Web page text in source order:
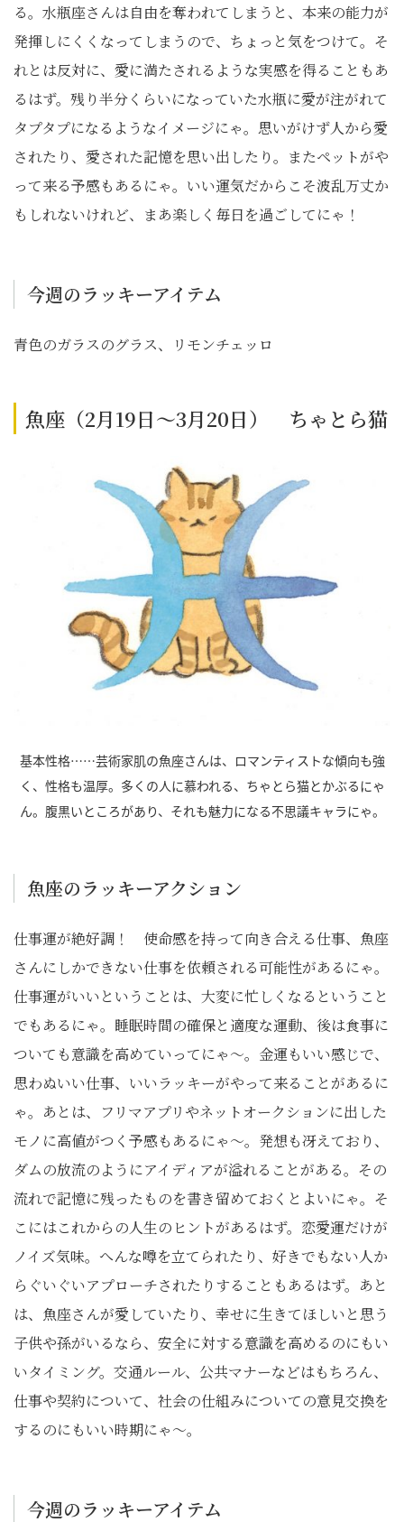
る。水瓶座さんは自由を奪われてしまうと、本来の能力が
発揮しにくくなってしまうので、ちょっと気をつけて。そ
れとは反対に、愛に満たされるような実感を得ることもあ
るはず。残り半分くらいになっていた水瓶に愛が注がれて
タプタプになるようなイメージにゃ。思いがけず人から愛
されたり、愛された記憶を思い出したり。またペットがや
って来る予感もあるにゃ。いい運気だからこそ波乱万丈か
もしれないけれど、まあ楽しく毎日を過ごしてにゃ！
今週のラッキーアイテム
青色のガラスのグラス、リモンチェッロ
魚座（2月19日～3月20日） ちゃとら猫
基本性格……芸術家肌の魚座さんは、ロマンティストな傾向も強
く、性格も温厚。多くの人に慕われる、ちゃとら猫とかぶるにゃ
ん。腹黒いところがあり、それも魅力になる不思議キャラにゃ。
魚座のラッキーアクション
仕事運が絶好調！ 使命感を持って向き合える仕事、魚座
さんにしかできない仕事を依頼される可能性があるにゃ。
仕事運がいいということは、大変に忙しくなるということ
でもあるにゃ。睡眠時間の確保と適度な運動、後は食事に
ついても意識を高めていってにゃ～。金運もいい感じで、
思わぬいい仕事、いいラッキーがやって来ることがあるに
ゃ。あとは、フリマアプリやネットオークションに出した
モノに高値がつく予感もあるにゃ～。発想も冴えており、
ダムの放流のようにアイディアが溢れることがある。その
流れで記憶に残ったものを書き留めておくとよいにゃ。そ
こにはこれからの人生のヒントがあるはず。恋愛運だけが
ノイズ気味。へんな噂を立てられたり、好きでもない人か
らぐいぐいアプローチされたりすることもあるはず。あと
は、魚座さんが愛していたり、幸せに生きてほしいと思う
子供や孫がいるなら、安全に対する意識を高めるのにもい
いタイミング。交通ルール、公共マナーなどはもちろん、
仕事や契約について、社会の仕組みについての意見交換を
するのにもいい時期にゃ～。
今週のラッキーアイテム